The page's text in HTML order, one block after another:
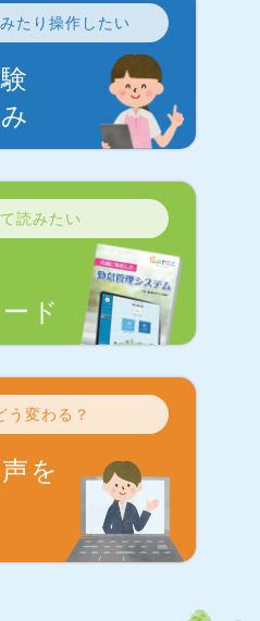
たり操作したい
読みたい
ド
う変わる？
を